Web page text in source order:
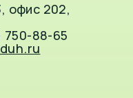
офис 202,
88-65